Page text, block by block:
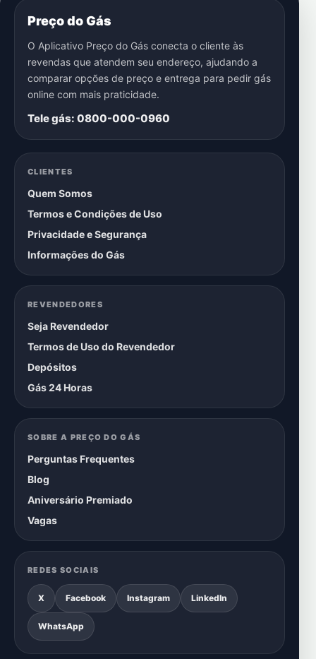
Preço do Gás
O Aplicativo Preço do Gás conecta o cliente às
revendas que atendem seu endereço, ajudando a
comparar opções de preço e entrega para pedir gás
online com mais praticidade.
Tele gás: 0800-000-0960
CLIENTES
Quem Somos
Termos e Condições de Uso
Privacidade e Segurança
Informações do Gás
REVENDEDORES
Seja Revendedor
Termos de Uso do Revendedor
Depósitos
Gás 24 Horas
SOBRE A PREÇO DO GÁS
Perguntas Frequentes
Blog
Aniversário Premiado
Vagas
REDES SOCIAIS
X Facebook Instagram LinkedIn
WhatsApp